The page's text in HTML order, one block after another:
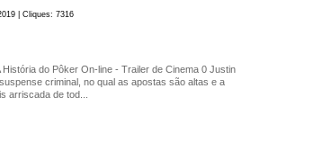
| Cliques: 7316
do Pôker On-line - Trailer de Cinema 0 Justin
criminal, no qual as apostas são altas e a
arriscada de tod...